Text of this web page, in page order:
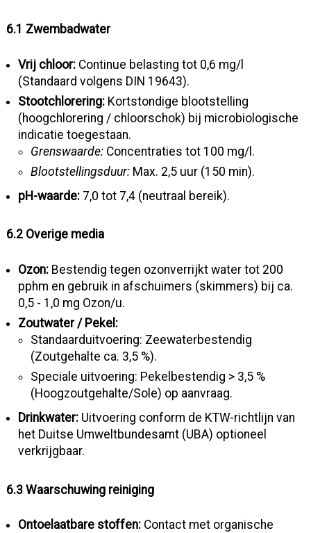
6.1 Zwembadwater
Vrij chloor: Continue belasting tot 0,6 mg/l
(Standaard volgens DIN 19643).
Stootchlorering: Kortstondige blootstelling
(hoogchlorering / chloorschok) bij microbiologische
indicatie toegestaan.
Grenswaarde:Concentraties tot 100 mg/l.
Blootstellingsduur:Max. 2,5 uur (150 min).
pH-waarde: 7,0 tot 7,4 (neutraal bereik).
6.2 Overige media
Ozon: Bestendig tegen ozonverrijkt water tot 200
pphm en gebruik in afschuimers (skimmers) bij ca.
0,5 - 1,0 mg Ozon/u.
Zoutwater / Pekel:
Standaarduitvoering: Zeewaterbestendig
(Zoutgehalte ca. 3,5 %).
Speciale uitvoering: Pekelbestendig > 3,5 %
(Hoogzoutgehalte/Sole) op aanvraag.
Drinkwater: Uitvoering conform de KTW-richtlijn van
het Duitse Umweltbundesamt (UBA) optioneel
verkrijgbaar.
6.3 Waarschuwing reiniging
Ontoelaatbare stoffen: Contact met organische